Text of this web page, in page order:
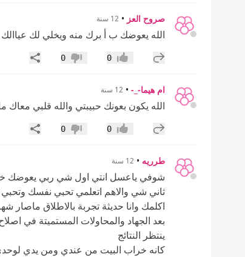
صروح العز • 12 سنة
الله يعوضك ب أ برك منه ويخلي لك
إضافة رد جديد
إعجاب0 عدم إعجاب
0 مشاركة
ام هيما-_- • 12 سنة
الله يكون بعونك حبيبتي والله قلبي
إضافة رد جديد
إعجاب0 عدم إعجاب
0 مشاركة
طرريه • 12 سنة
شوفي ياعسل انتي اول شي ربي يعوضك
ثاني شي والاهم اتعلمي تحبي نفسك وتحبي
اكلمك وانا حديثة تجربة بالاطلاق ماصار شهر من طلاقي وعشره
بعد الجهاد والمحاولات المستميتة في
ينتظر النتائج
كانه خراب البيت من عندي ومن يدي